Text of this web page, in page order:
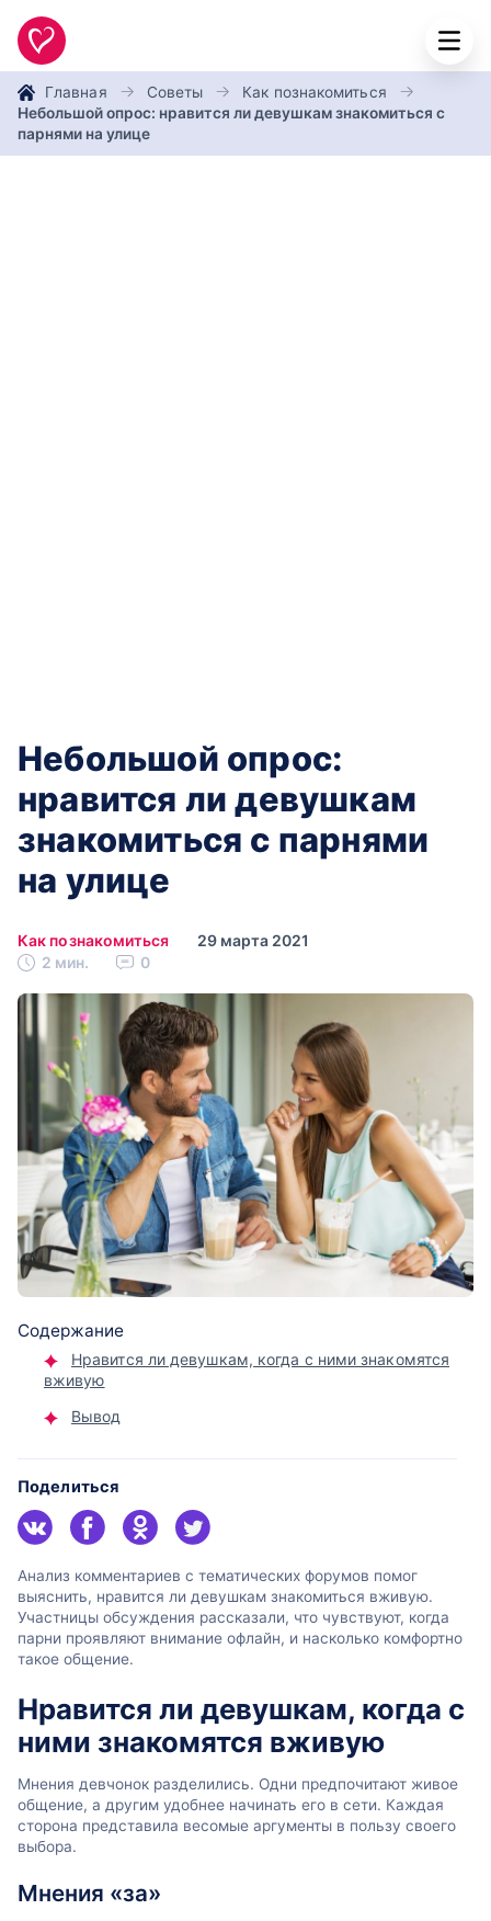
Главная Советы
Как познакомиться
Небольшой опрос: нравится ли девушкам знакомиться с
парнями на улице
Небольшой опрос:
нравится ли девушкам
знакомиться с парнями
на улице
Как познакомиться
29 марта 2021
2 мин.
0
Содержание
Нравится ли девушкам, когда с ними знакомятся
вживую
Вывод
Поделиться
Анализ комментариев с тематических форумов помог
выяснить, нравится ли девушкам знакомиться вживую.
Участницы обсуждения рассказали, что чувствуют, когда
парни проявляют внимание офлайн, и насколько комфортно
такое общение.
Нравится ли девушкам, когда с
ними знакомятся вживую
Мнения девчонок разделились. Одни предпочитают живое
общение, а другим удобнее начинать его в сети. Каждая
сторона представила весомые аргументы в пользу своего
выбора.
Мнения «за»